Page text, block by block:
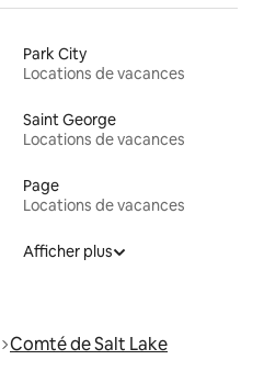
Park City
Locations de vacances
Saint George
Locations de vacances
Page
Locations de vacances
Afficher plus
Comté de Salt Lake